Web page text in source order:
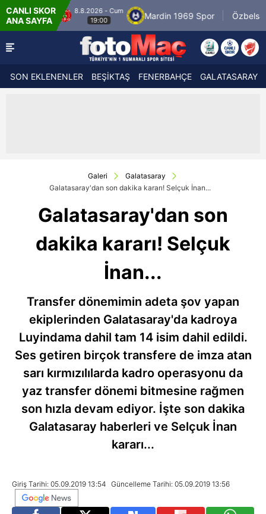
CANLI SKOR
ANA SAYFA
8.8.2026 - Cum
19:00
Mardin 1969 Spor Özbelsan Sivasspor
SON EKLENENLER BEŞİKTAŞ FENERBAHÇE GALATASARAY
Galeri
Galatasaray
Galatasaray'dan son dakika kararı! Selçuk İnan...
Galatasaray'dan son
dakika kararı! Selçuk
İnan...
Transfer dönemimin adeta şov yapan
ekiplerinden Galatasaray'da kadroya
Luyindama dahil tam 14 isim dahil edildi.
Ses getiren birçok transfere de imza atan
sarı kırmızılılarda kadro operasyonu da
yaz transfer dönemi bitmesine rağmen
son hızla devam ediyor. İşte son dakika
Galatasaray haberleri ve Selçuk İnan
kararı...
Giriş Tarihi: 05.09.2019 13:54 Güncelleme Tarihi: 05.09.2019 13:56